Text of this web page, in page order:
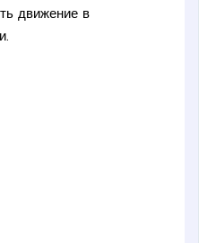
движение в